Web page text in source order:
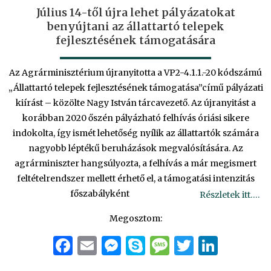
Július 14-től újra lehet pályázatokat
benyújtani az állattartó telepek
fejlesztésének támogatására
Az Agrárminisztérium újranyitotta a VP2-4.1.1.-20 kódszámú
„Állattartó telepek fejlesztésének támogatása”című pályázati
kiírást – közölte Nagy István tárcavezető. Az újranyitást a
korábban 2020 őszén pályázható felhívás óriási sikere
indokolta, így ismét lehetőség nyílik az állattartók számára
nagyobb léptékű beruházások megvalósítására. Az
agrárminiszter hangsúlyozta, a felhívás a már megismert
feltételrendszer mellett érhető el, a támogatási intenzitás
főszabályként
Részletek itt….
Megosztom:
Facebook
EmailMessenger
Skype
Message
Twitter